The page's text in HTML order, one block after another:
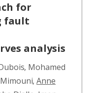
for
fault
analysis
, Mohamed
, Anne